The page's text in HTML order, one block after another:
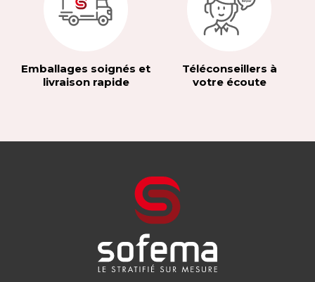
Emballages soignés et
livraison rapide
Téléconseillers à
votre écoute